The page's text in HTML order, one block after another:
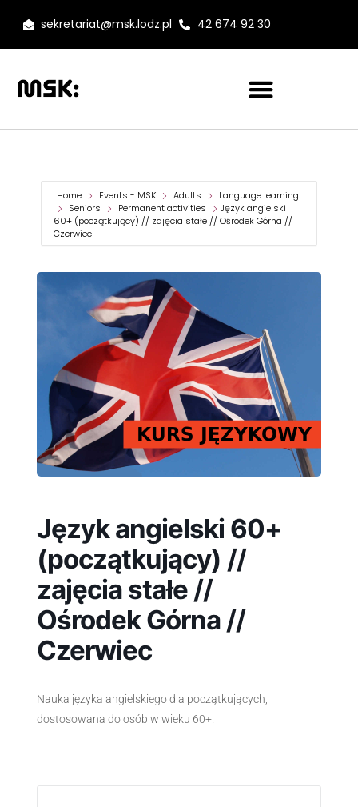
sekretariat@msk.lodz.pl 42 674 92 30
Home Events - MSK Adults
Language learning
Seniors
Permanent activities
Język angielski
60+ (początkujący) // zajęcia stałe // Ośrodek Górna //
Czerwiec
Język angielski 60+
(początkujący) //
zajęcia stałe //
Ośrodek Górna //
Czerwiec
Nauka języka angielskiego dla początkujących,
dostosowana do osób w wieku 60+.